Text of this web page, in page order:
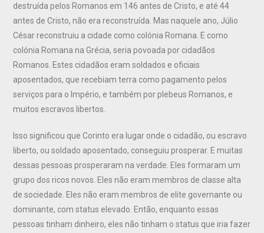
destruída pelos Romanos em 146 antes de Cristo, e até 44
antes de Cristo, não era reconstruída. Mas naquele ano, Júlio
César reconstruiu a cidade como colónia Romana. E como
colónia Romana na Grécia, seria povoada por cidadãos
Romanos. Estes cidadãos eram soldados e oficiais
aposentados, que recebiam terra como pagamento pelos
serviços para o Império, e também por plebeus Romanos, e
muitos escravos libertos.
Isso significou que Corinto era lugar onde o cidadão, ou escravo
liberto, ou soldado aposentado, conseguiu prosperar. E muitas
dessas pessoas prosperaram na verdade. Eles formaram um
grupo dos ricos novos. Eles não eram membros de classe alta
de sociedade. Eles não eram membros de elite governante ou
dominante, com status elevado. Então, enquanto essas
pessoas tinham dinheiro, eles não tinham o status que iria fazer